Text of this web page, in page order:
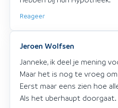
Reageer
Jeroen Wolfsen
Janneke, ik deel je mening
Maar het is nog te vroeg
Eerst maar eens zien hoe
Als het uberhaupt doorgaat.